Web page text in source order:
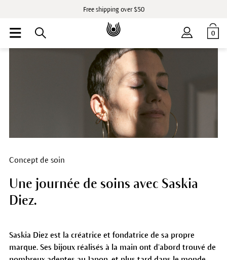
Free shipping over $50
0
Concept de soin
Une journée de soins avec Saskia
Diez.
Saskia Diez est la créatrice et fondatrice de sa propre
marque. Ses bijoux réalisés à la main ont d’abord trouvé de